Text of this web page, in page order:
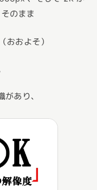
のまま
おおよそ）
あり、